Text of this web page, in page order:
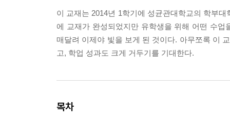
이 교재는 2014년 1학기에 성균관대학교의 학부
에 교재가 완성되었지만 유학생을 위해 어떤 수
매달려 이제야 빛을 보게 된 것이다. 아무쪼록 이
고, 학업 성과도 크게 거두기를 기대한다.
목차